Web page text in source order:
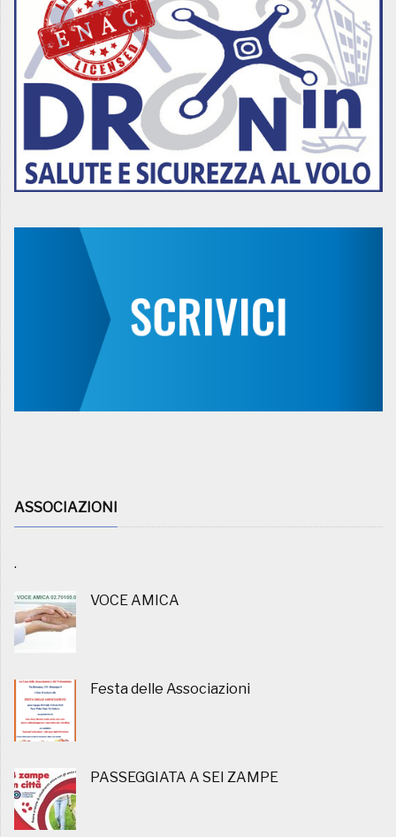
ASSOCIAZIONI
.
VOCE AMICA
Festa delle Associazioni
PASSEGGIATA A SEI ZAMPE